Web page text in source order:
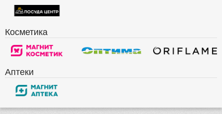
Косметика
Аптеки